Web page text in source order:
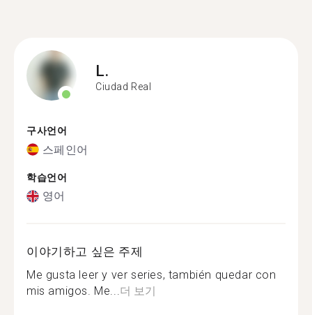
L.
Ciudad Real
구사언어
스페인어
학습언어
영어
이야기하고 싶은 주제
Me gusta leer y ver series, también quedar con
mis amigos. Me...더 보기